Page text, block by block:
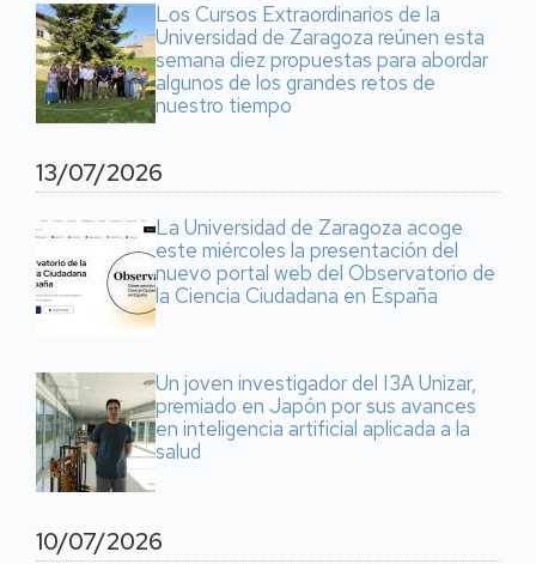
Los Cursos Extraordinarios de la
Universidad de Zaragoza reúnen esta
semana diez propuestas para abordar
algunos de los grandes retos de
nuestro tiempo
13/07/2026
La Universidad de Zaragoza acoge
este miércoles la presentación del
nuevo portal web del Observatorio de
la Ciencia Ciudadana en España
Un joven investigador del I3A Unizar,
premiado en Japón por sus avances
en inteligencia artificial aplicada a la
salud
10/07/2026